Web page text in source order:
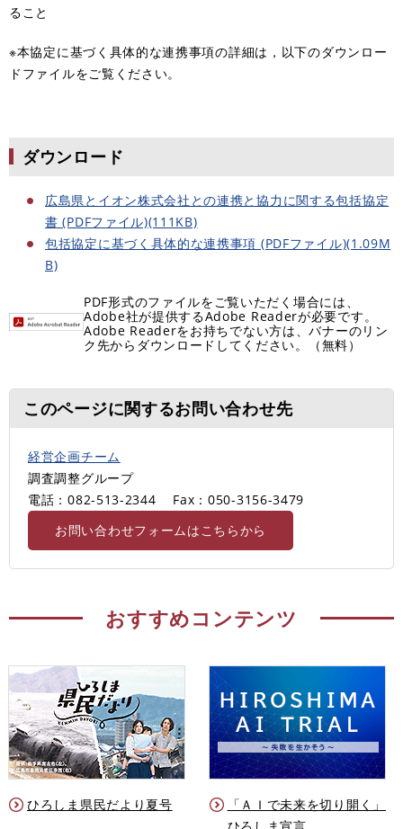
ること
※本協定に基づく具体的な連携事項の詳細は，以下のダウンロー
ドファイルをご覧ください。
ダウンロード
広島県とイオン株式会社との連携と協力に関する包括協定
書 (PDFファイル)(111KB)
包括協定に基づく具体的な連携事項 (PDFファイル)(1.09M
B)
PDF形式のファイルをご覧いただく場合には、
Adobe社が提供するAdobe Readerが必要です。
Adobe Readerをお持ちでない方は、バナーのリン
ク先からダウンロードしてください。（無料）
このページに関するお問い合わせ先
経営企画チーム
調査調整グループ
電話：082-513-2344
Fax：050-3156-3479
お問い合わせフォームはこちらから
おすすめコンテンツ
ひろしま県民だより夏号
「ＡＩで未来を切り開く」